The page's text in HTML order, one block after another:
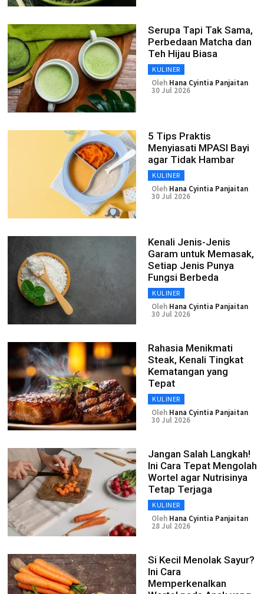
Serupa Tapi Tak Sama,
Perbedaan Matcha dan
Teh Hijau Biasa
KULINER
Oleh Hana Cyintia Panjaitan
30 Jul 2026
5 Tips Praktis
Menyiasati MPASI Bayi
agar Tidak Hambar
KULINER
Oleh Hana Cyintia Panjaitan
30 Jul 2026
Kenali Jenis-Jenis
Garam untuk Memasak,
Setiap Jenis Punya
Fungsi Berbeda
KULINER
Oleh Hana Cyintia Panjaitan
30 Jul 2026
Rahasia Menikmati
Steak, Kenali Tingkat
Kematangan yang
Tepat
KULINER
Oleh Hana Cyintia Panjaitan
30 Jul 2026
Jangan Salah Langkah!
Ini Cara Tepat Mengolah
Wortel agar Nutrisinya
Tetap Terjaga
KULINER
Oleh Hana Cyintia Panjaitan
28 Jul 2026
Si Kecil Menolak Sayur?
Ini Cara
Memperkenalkan